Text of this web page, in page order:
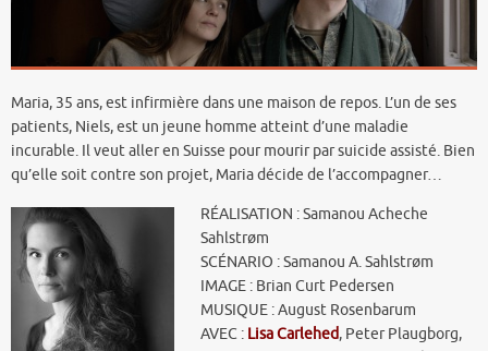
Maria, 35 ans, est infirmière dans une maison de repos. L’un de ses
patients, Niels, est un jeune homme atteint d’une maladie
incurable. Il veut aller en Suisse pour mourir par suicide assisté. Bien
qu’elle soit contre son projet, Maria décide de l’accompagner…
RÉALISATION : Samanou Acheche
Sahlstrøm
SCÉNARIO : Samanou A. Sahlstrøm
IMAGE : Brian Curt Pedersen
MUSIQUE : August Rosenbarum
AVEC : Lisa Carlehed, Peter Plaugborg,